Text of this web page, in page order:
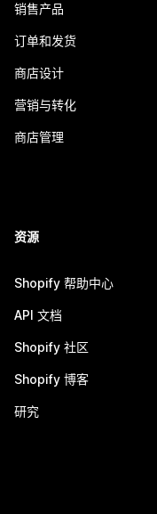
销售产品
订单和发货
商店设计
营销与转化
商店管理
资源
Shopify 帮助中心
API 文档
Shopify 社区
Shopify 博客
研究